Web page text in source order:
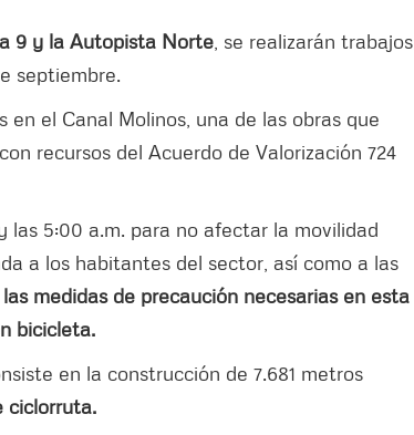
9 y la Autopista Norte , se realizarán trabajos
septiembre.
el Canal Molinos, una de las obras que
, con recursos del Acuerdo de Valorización 724
las 5:00 a.m. para no afectar la movilidad
a los habitantes del sector, así como a las
medidas de precaución necesarias en esta
bicicleta.
en la construcción de 7.681 metros
ciclorruta.